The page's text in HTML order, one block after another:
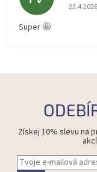
22.4.2026
Super 🤩
Získej 10% slevu na